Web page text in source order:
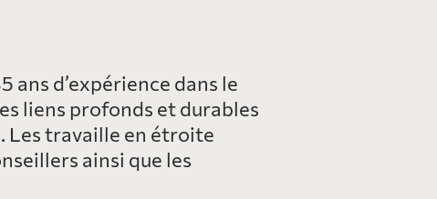
ans d’expérience dans le
liens profonds et durables
Les travaille en étroite
ainsi que les